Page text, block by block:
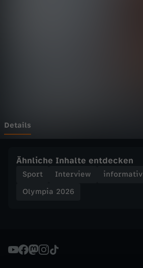
C
v
e
t
Details
Ähnliche Inhalte entdecken
Sport Interview
informativ
Olympia 2026